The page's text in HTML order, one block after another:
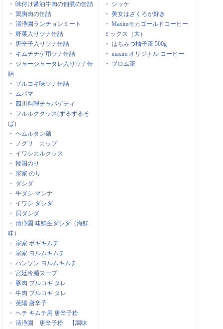
・ 味付け醤油牛肉の佃煮の缶詰
・ 鶏胸肉の缶詰
・ 清浄園ランチョンミート
・ 野菜入りツナ缶詰
・ 唐辛子入りツナ缶詰
・ キムチチゲ用ツナ缶詰
・ ジャージャータレ入りツナ缶
詰
・ プルコギ味ツナ缶詰
・ ムパマ
・
四川料理チャパゲティ
・ フルルククッス(ずるずるそ
ば）
・ ヘムルタン麺
・
ノグリ カップ
・ イワシカルクッス
・ 韓国のり
・ 宗家 のり
・ ダシダ
・ 牛ダシ マンナ
・ イワシ ダシダ
・
貝ダシダ
・ 清浄園 味鮮生ダシダ（海鮮
味）
・ 宗家 ポギキムチ
・ 宗家 ヨルムキムチ
・ ハンソン ヨルムキムチ
・ 宮廷冷麺スープ
・ 豚肉 プルコギ タレ
・ 牛肉 ブルコギ タレ
・ 英陽 唐辛子
・ ヘテ キムチ用 唐辛子粉
・ 清浄園 唐辛子粉 【調味
・ シッケ
・ 美女はざくろが好き
・ Maximモカゴールドコーヒー
ミックス（大）
・ はちみつ柚子茶 500g
・ maxim オリジナル コーヒー
・ ブロム茶